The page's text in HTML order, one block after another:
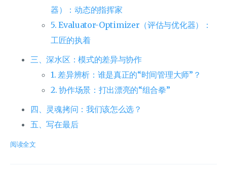
器）：动态的指挥家
5. Evaluator-Optimizer（评估与优化器）：
工匠的执着
三、深水区：模式的差异与协作
1. 差异辨析：谁是真正的“时间管理大师”？
2. 协作场景：打出漂亮的“组合拳”
四、灵魂拷问：我们该怎么选？
五、写在最后
阅读全文